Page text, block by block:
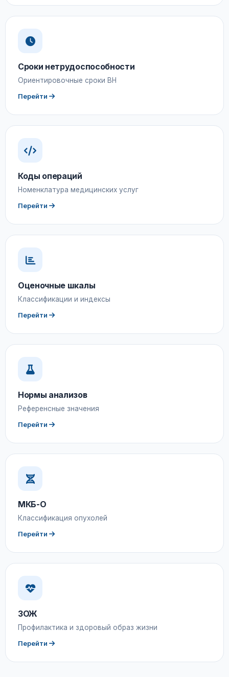
Сроки нетрудоспособности
Ориентировочные сроки ВН
Перейти
Коды операций
Номенклатура медицинских услуг
Перейти
Оценочные шкалы
Классификации и индексы
Перейти
Нормы анализов
Референсные значения
Перейти
МКБ-О
Классификация опухолей
Перейти
ЗОЖ
Профилактика и здоровый образ жизни
Перейти